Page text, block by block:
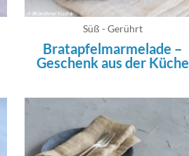
Süß - Gerührt
Bratapfelmarmelade –
Geschenk aus der Küche